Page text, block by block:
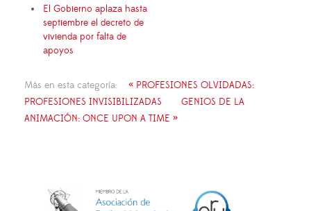
El Gobierno aplaza hasta
septiembre el decreto de
vivienda por falta de
apoyos
Más en esta categoría:
« PROFESIONES OLVIDADAS:
PROFESIONES INVISIBILIZADAS
GENIOS DE LA
ANIMACIÓN: ONCE UPON A TIME »